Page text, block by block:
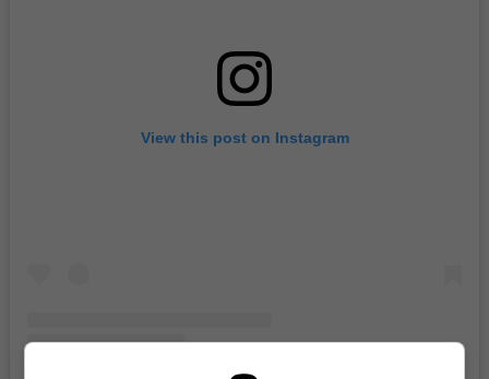
View this post on Instagram